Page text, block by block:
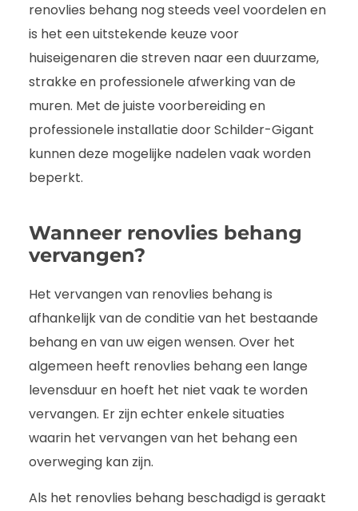
renovlies behang nog steeds veel voordelen en
is het een uitstekende keuze voor
huiseigenaren die streven naar een duurzame,
strakke en professionele afwerking van de
muren. Met de juiste voorbereiding en
professionele installatie door Schilder-Gigant
kunnen deze mogelijke nadelen vaak worden
beperkt.
Wanneer renovlies behang
vervangen?
Het vervangen van renovlies behang is
afhankelijk van de conditie van het bestaande
behang en van uw eigen wensen. Over het
algemeen heeft renovlies behang een lange
levensduur en hoeft het niet vaak te worden
vervangen. Er zijn echter enkele situaties
waarin het vervangen van het behang een
overweging kan zijn.
Als het renovlies behang beschadigd is geraakt